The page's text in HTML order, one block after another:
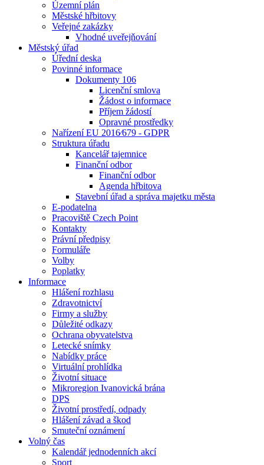
Územní plán
Městské hřbitovy
Veřejné zakázky
Vhodné uveřejňování
Městský úřad
Úřední deska
Povinné informace
Dokumenty 106
Licenční smlova
Žádost o informace
Příjem žádostí
Opravné prostředky
Nařízení EU 2016⁄679 - GDPR
Struktura úřadu
Kancelář tajemnice
Finanční odbor
Finanční odbor
Agenda hřbitova
Stavební úřad a správa majetku města
E-podatelna
Pracoviště Czech Point
Kontakty
Právní předpisy
Formuláře
Volby
Poplatky
Informace
Hlášení rozhlasu
Zdravotnictví
Firmy a služby
Důležité odkazy
Ochrana obyvatelstva
Letecké snímky
Nabídky práce
Virtuální prohlídka
Životní situace
Mikroregion Ivanovická brána
DPS
Životní prostředí, odpady
Hlášení závad a škod
Smuteční oznámení
Volný čas
Kalendář jednodenních akcí
Sport